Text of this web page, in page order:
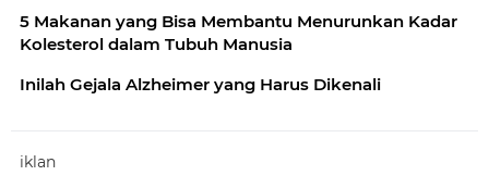
5 Makanan yang Bisa Membantu Menurunkan Kadar
Kolesterol dalam Tubuh Manusia
Inilah Gejala Alzheimer yang Harus Dikenali
iklan